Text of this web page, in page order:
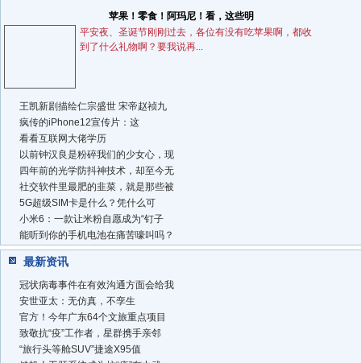
苹果！零食！阿玛尼！看，这些明
平安夜、圣诞节刚刚过去，各位有没有吃苹果啊，都收
到了什么礼物啊？要我说再...
王凯新剧描绘仁宗盛世 宋帝赵祯九
疯传的iPhone12宣传片：这
看看互联网大佬学历
以前钟汉良是粉碎我们的少女心，现
四年前的光学防抖神技术，却至今无
社交软件里最肥的韭菜，就是那些被
5G超级SIM卡是什么？凭什么可
小米6：一款让米粉自愿成为“钉子
能听到你的手机电池在痛苦嚎叫吗？
最新资讯
冠状病毒事件在有效沟通方面会给我
安世亚太：无仿真，不孪生
官方！今年广东64个文旅重点项目
致敬抗“疫”工作者，星群携手亲邻
“旅行头等舱SUV”捷途X95值